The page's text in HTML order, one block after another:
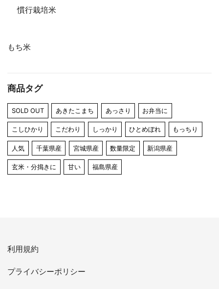
慣行栽培米
もち米
商品タグ
SOLD OUT あきたこまち あっさり お弁当に
こしひかり こだわり しっかり ひとめぼれ もっちり
人気 千葉県産 宮城県産 数量限定 新潟県産
玄米・分搗きに 甘い 福島県産
利用規約
プライバシーポリシー